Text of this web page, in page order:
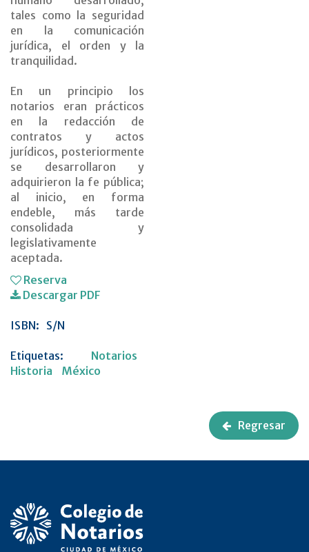
tales como la seguridad
en la comunicación
jurídica, el orden y la
tranquilidad.
En un principio los
notarios eran prácticos
en la redacción de
contratos y actos
jurídicos, posteriormente
se desarrollaron y
adquirieron la fe pública;
al inicio, en forma
endeble, más tarde
consolidada y
legislativamente
aceptada.
Reserva
Descargar PDF
ISBN: S/N
Etiquetas:
Notarios
Historia
México
Regresar